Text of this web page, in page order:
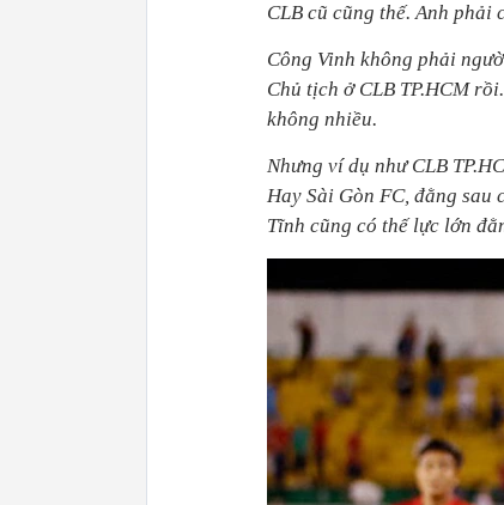
CLB cũ cũng thế. Anh
Công Vinh không phải
Chủ tịch ở CLB TP.HCM
không nhiều.
Nhưng ví dụ như CLB
Hay Sài Gòn FC, đằng
Tĩnh cũng có thế lực lớn